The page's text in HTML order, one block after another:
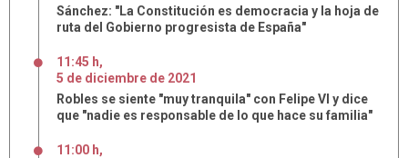
Sánchez: "La Constitución es democracia y la hoja de
ruta del Gobierno progresista de España"
11:45 h,
5 de diciembre de 2021
Robles se siente "muy tranquila" con Felipe VI y dice
que "nadie es responsable de lo que hace su familia"
11:00 h,